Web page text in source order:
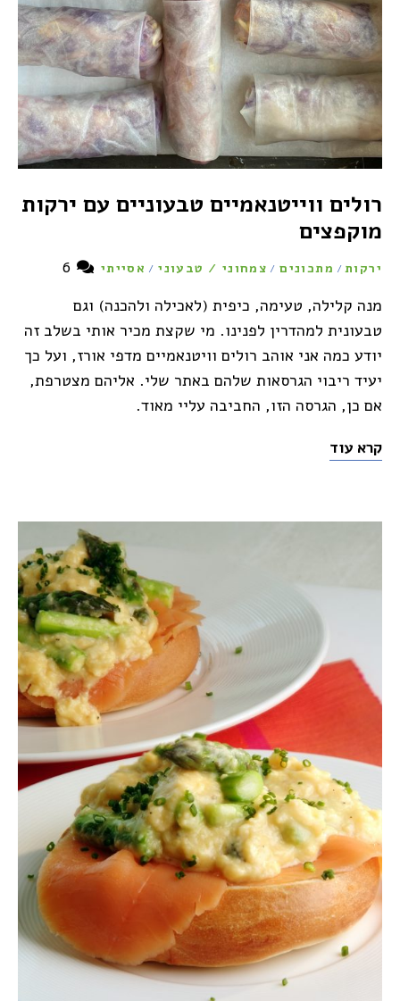
רולים ווייטנאמיים טבעוניים עם ירקות
מוקפצים
ירקות / מתכונים / צמחוני / טבעוני / אסייתי
מנה קלילה, טעימה, כיפית (לאכילה ולהכנה) וגם
טבעונית למהדרין לפנינו. מי שקצת מכיר אותי בשלב זה
יודע כמה אני אוהב רולים וויטנאמיים מדפי אורז, ועל כך
יעיד ריבוי הגרסאות שלהם באתר שלי. אליהם מצטרפת,
אם כן, הגרסה הזו, החביבה עליי מאוד.
קרא עוד